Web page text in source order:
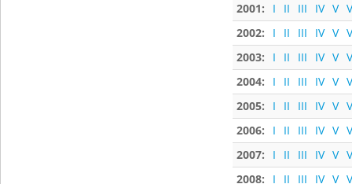
2001:
I II III IV V
2002:
I II III IV V
2003:
I II III IV V
2004:
I II III IV V
2005:
I II III IV V
2006:
I II III IV V
2007:
I II III IV V
2008:
I II III IV V